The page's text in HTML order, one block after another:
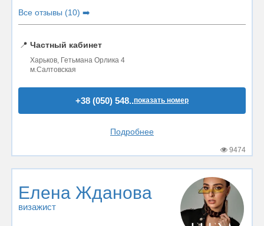
Все отзывы (10) ➡️
📍 Частный кабинет
Харьков, Гетьмана Орлика 4
м.Салтовская
+38 (050) 548..показать номер
Подробнее
9474
Елена Жданова
визажист